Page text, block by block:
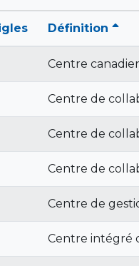
Définition
Centre
Centre de
Centre de
Centre de
Centre de
Centre intégré